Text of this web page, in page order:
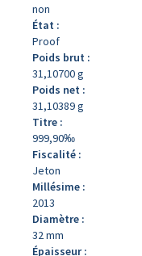
non
État :
Proof
Poids brut :
31,10700 g
Poids net :
31,10389 g
Titre :
999,90‰
Fiscalité :
Jeton
Millésime :
2013
Diamètre :
32 mm
Épaisseur :